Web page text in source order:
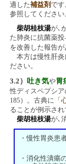
適した補益剤 です
参照してください
柴胡桂枝湯が､
た肺炎に抗菌薬
を改善した報告が
本方は慢性肝炎
ださい。
3.2） 吐き気や胃
性ディスペプシ
185）。古典に「
ることが例示され
柴胡桂枝湯が､
・慢性胃炎患
・消化性潰瘍